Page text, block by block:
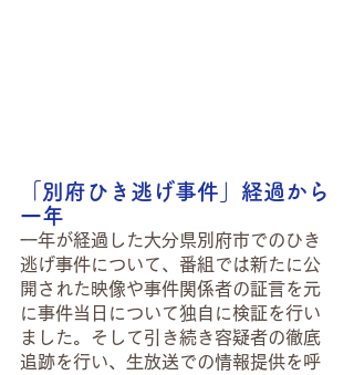
「別府ひき逃げ事件」経過から
一年
一年が経過した大分県別府市でのひき
逃げ事件について、番組では新たに公
開された映像や事件関係者の証言を元
に事件当日について独自に検証を行い
ました。そして引き続き容疑者の徹底
追跡を行い、生放送での情報提供を呼